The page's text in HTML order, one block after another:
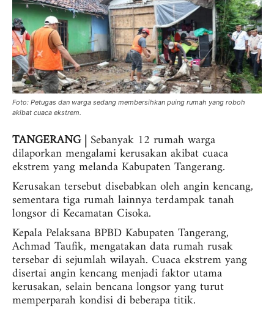
Foto: Petugas dan warga sedang membersihkan puing rumah yang roboh
akibat cuaca ekstrem.
TANGERANG | Sebanyak 12 rumah warga
dilaporkan mengalami kerusakan akibat cuaca
ekstrem yang melanda Kabupaten Tangerang.
Kerusakan tersebut disebabkan oleh angin kencang,
sementara tiga rumah lainnya terdampak tanah
longsor di Kecamatan Cisoka.
Kepala Pelaksana BPBD Kabupaten Tangerang,
Achmad Taufik, mengatakan data rumah rusak
tersebar di sejumlah wilayah. Cuaca ekstrem yang
disertai angin kencang menjadi faktor utama
kerusakan, selain bencana longsor yang turut
memperparah kondisi di beberapa titik.